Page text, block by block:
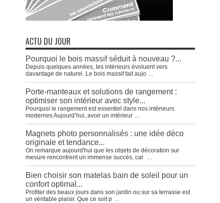
ACTU DU JOUR
Pourquoi le bois massif séduit à nouveau ?...
Depuis quelques années, les intérieurs évoluent vers
davantage de naturel. Le bois massif fait aujo ...
Porte-manteaux et solutions de rangement :
optimiser son intérieur avec style...
Pourquoi le rangement est essentiel dans nos intérieurs
modernes Aujourd’hui, avoir un intérieur ...
Magnets photo personnalisés : une idée déco
originale et tendance...
On remarque aujourd'hui que les objets de décoration sur
mesure rencontrent un immense succès, car
...
Bien choisir son matelas bain de soleil pour un
confort optimal...
Profiter des beaux jours dans son jardin ou sur sa terrasse est
un véritable plaisir. Que ce soit p ...